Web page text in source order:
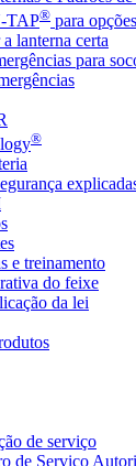
TAP® para
lanterna certa
para
®
e treinamento
do feixe
da lei
de serviço
de Serviço